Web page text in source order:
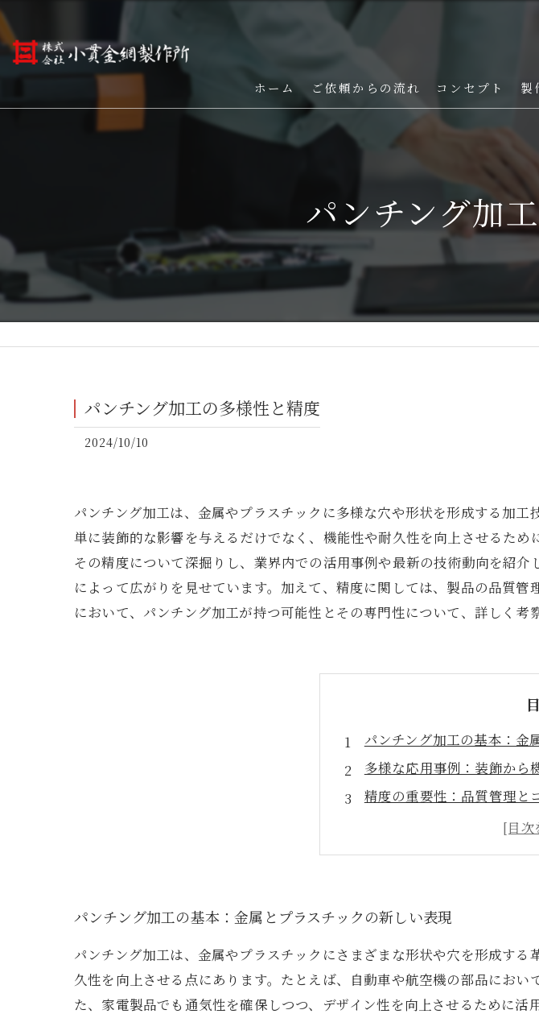
ホーム ご依頼からの流れ コンセプト 製
パンチング加
パンチング加工の多様性と精度
2024/10/10
パンチング加工は、金属やプラスチックに多様な穴や形状を形成する加
単に装飾的な影響を与えるだけでなく、機能性や耐久性を向上させるた
その精度について深掘りし、業界内での活用事例や最新の技術動向を紹
によって広がりを見せています。加えて、精度に関しては、製品の品質
において、パンチング加工が持つ可能性とその専門性について、詳しく考
パンチング加工の基本：金
多様な応用事例：装飾から
精度の重要性：品質管理と
最新技術の紹介：革新がも
製造業の変革：パンチング
まとめと展望：パンチング
パンチング加工の基本：金属とプラスチックの新しい表現
パンチング加工は、金属やプラスチックにさまざまな形状や穴を形成す
久性を向上させる点にあります。たとえば、自動車や航空機の部品にお
た、家電製品でも通気性を確保しつつ、デザイン性を向上させるために